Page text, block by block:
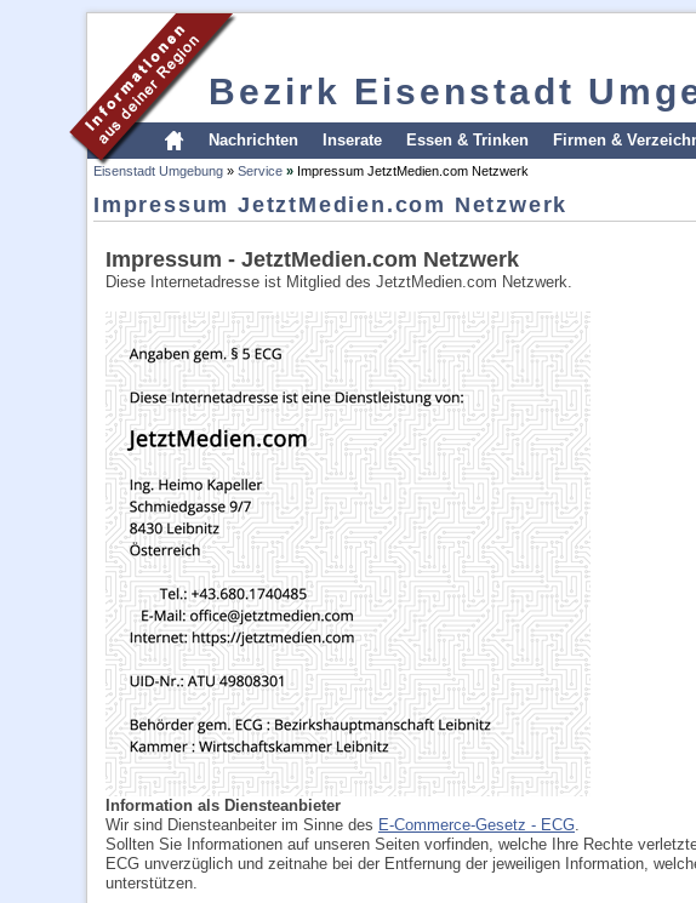
Bezirk Eisenstadt
Nachrichten Inserate Essen & Trinken Firmen &
Eisenstadt Umgebung » Service » Impressum JetztMedien.com Netzwerk
Impressum JetztMedien.com Netzwerk
Impressum - JetztMedien.com Netzwerk
Diese Internetadresse ist Mitglied des JetztMedien.com Netzwerk.
Information als Diensteanbieter
Wir sind Diensteanbeiter im Sinne des E-Commerce-Gesetz - ECG.
Sollten Sie Informationen auf unseren Seiten vorfinden, welche Ihre Rechte
ECG unverzüglich und zeitnahe bei der Entfernung der jeweiligen Information,
unterstützen.